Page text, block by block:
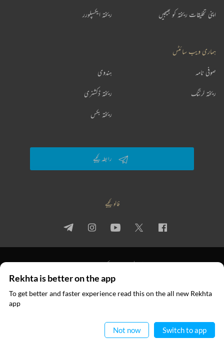
اپنی تخلیقات ریختہ کو بھیجیں ریختہ ایکسپلورر
ہماری ویب سائٹس
ہندوی صوفی نامہ
ریختہ ڈکشنری ریختہ لرننگ
ریختہ بکس
رابطہ کیجیے
فالو کیجیے
© 2026 Rekhta™ Foundation. All rights reserved.
Rekhta is better on the app
To get better and faster experience read this on the all new Rekhta
app
Not now Switch to app